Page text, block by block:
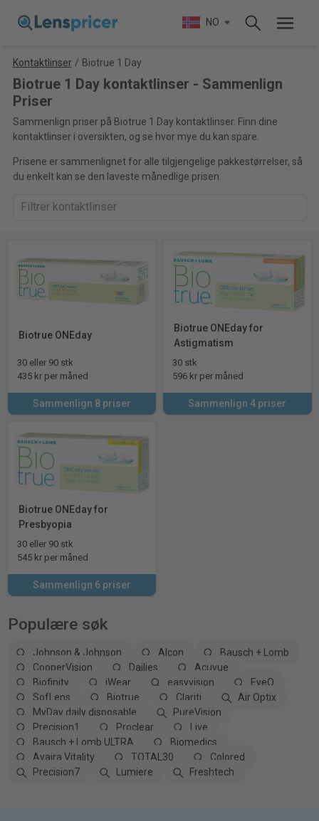
NO
Kontaktlinser / Biotrue 1 Day
Biotrue 1 Day kontaktlinser - Sammenlign
Priser
Sammenlign priser på Biotrue 1 Day kontaktlinser. Finn dine
kontaktlinser i oversikten, og se hvor mye du kan spare.
Prisene er sammenlignet for alle tilgjengelige pakkestørrelser, så
du enkelt kan se den laveste månedlige prisen.
Biotrue ONEday
30 eller 90 stk
435 kr per måned
Sammenlign 8 priser
Biotrue ONEday for
Astigmatism
30 stk
596 kr per måned
Sammenlign 4 priser
Biotrue ONEday for
Presbyopia
30 eller 90 stk
545 kr per måned
Sammenlign 6 priser
Populære søk
Johnson & Johnson Alcon
Bausch + Lomb
CooperVision
Dailies
Acuvue
Biofinity
iWear easyvision
EyeQ
SofLens
Biotrue Clariti
Air Optix
MyDay daily disposable
PureVision
Precision1
Proclear
Live
Bausch + Lomb ULTRA
Biomedics
Avaira Vitality
TOTAL30
Colored
Precision7
Lumiere Freshtech